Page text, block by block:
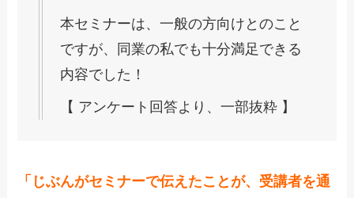
本セミナーは、一般の方向けとのこと
ですが、
同業の私でも十分満足できる
内容でした！
【 アンケート回答より、一部抜粋 】
「じぶんがセミナーで伝えたことが、受講者を通